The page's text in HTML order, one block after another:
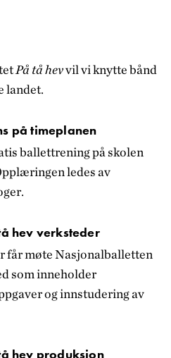
På tå hevvil vi knytte bånd
landet.
på timeplanen
ballettrening på skolen
ledes av
hev verksteder
får møte Nasjonalballetten
som inneholder
og innstudering av
hev produksjon